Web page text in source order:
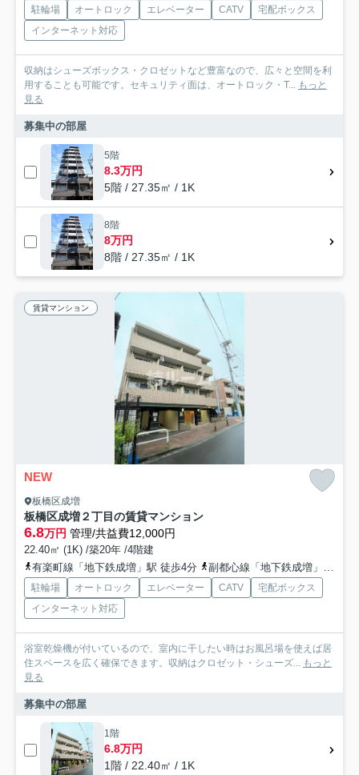
駐輪場 オートロック エレベーター CATV
宅配ボックス
インターネット対応
収納はシューズボックス・クロゼットなど豊富なので、広々と空間を利
用することも可能です。セキュリティ面は、オートロック・T... もっと
見る
募集中の部屋
5階
8.3万円
5階 / 27.35㎡ / 1K
8階
8万円
8階 / 27.35㎡ / 1K
賃貸マンション
NEW
板橋区成増
板橋区成増２丁目の賃貸マンション
6.8万円 管理/共益費12,000円
22.40㎡ (1K) /築20年 /4階建
有楽町線「地下鉄成増」駅 徒歩4分
副都心線「地下鉄成増」駅 徒歩4分
駐輪場 オートロック エレベーター CATV
宅配ボックス
インターネット対応
浴室乾燥機が付いているので、室内に干したい時はお風呂場を使えば居
住スペースを広く確保できます。収納はクロゼット・シューズ... もっと
見る
募集中の部屋
1階
6.8万円
1階 / 22.40㎡ / 1K